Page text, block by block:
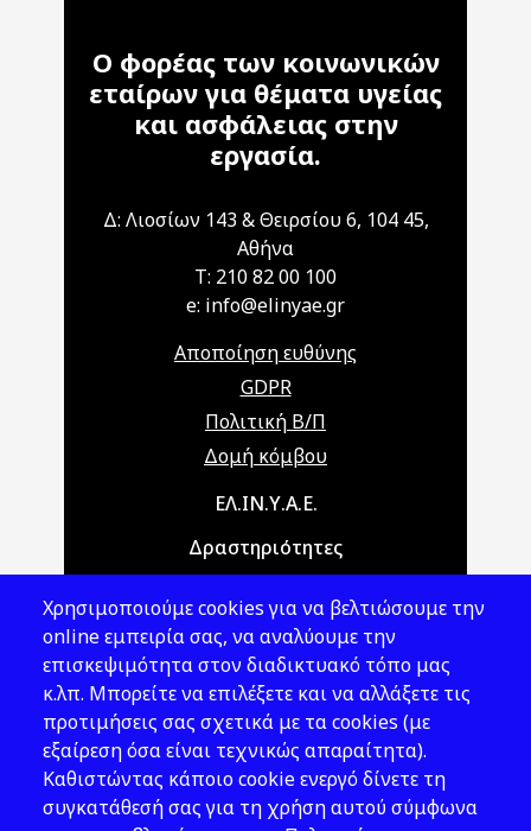
Ο φορέας των κοινωνικών
εταίρων για θέματα υγείας
και ασφάλειας στην
εργασία.
Δ: Λιοσίων 143 & Θειρσίου 6, 104 45,
Αθήνα
T: 210 82 00 100
e: info@elinyae.gr
Αποποίηση ευθύνης
GDPR
Πολιτική Β/Π
Δομή κόμβου
Main navigationΕΛ.ΙΝ.Υ.Α.Ε.
Δραστηριότητες
Νομοθεσία
Εκδόσεις
Νέα - Εκδηλώσεις
Ακολουθήστε μας
Χρησιμοποιούμε cookies για να βελτιώσουμε την
online εμπειρία σας, να αναλύουμε την
επισκεψιμότητα στον διαδικτυακό τόπο μας
κ.λπ. Μπορείτε να επιλέξετε και να αλλάξετε τις
προτιμήσεις σας σχετικά με τα cookies (με
εξαίρεση όσα είναι τεχνικώς απαραίτητα).
Καθιστώντας κάποιο cookie ενεργό δίνετε τη
συγκατάθεσή σας για τη χρήση αυτού σύμφωνα